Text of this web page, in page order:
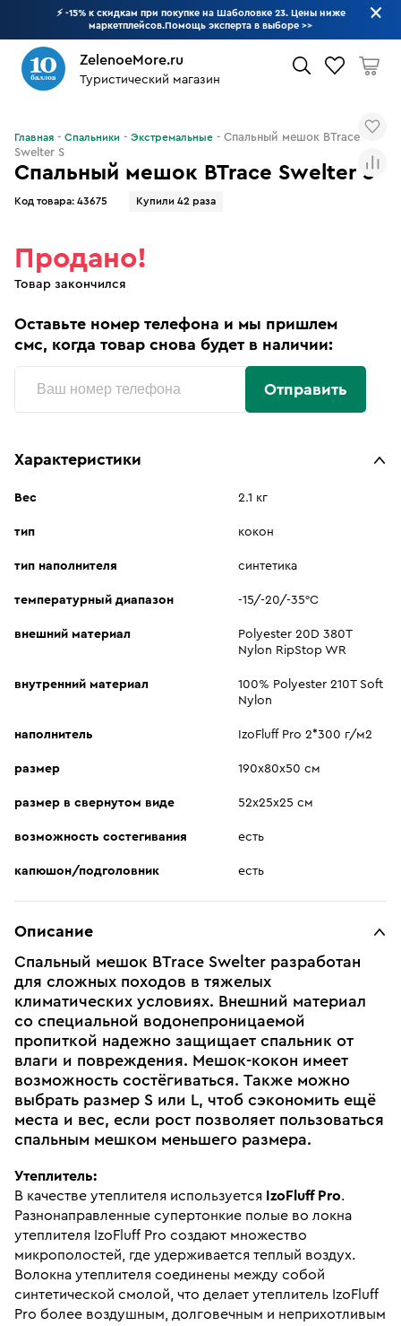
⚡ -15% к скидкам при покупке на Шаболовке 23. Цены ниже
маркетплейсов.Помощь эксперта в выборе >>
ZelenoeMore.ru
Туристический магазин
Спальный мешок BTrace Swelter S
Код товара: 43675 Купили 42 раза
Главная Спальники Экстремальные
Спальный мешок BTrace
Swelter S
Продано!
Товар закончился
Оставьте номер телефона и мы пришлем
смс, когда товар снова будет в наличии:
Отправить
Характеристики
Вес 2.1 кг
тип кокон
тип наполнителя синтетика
температурный диапазон -15/-20/-35°C
внешний материал
Polyester 20D 380Т
Nylon RipStop WR
внутренний материал
100% Polyester 210T Soft
Nylon
наполнитель IzoFluff Pro 2*300 г/м2
размер 190х80x50 см
размер в свернутом виде 52х25х25 см
возможность состегивания есть
капюшон/подголовник есть
Описание
Спальный мешок BTrace Swelter разработан
для сложных походов в тяжелых
климатических условиях. Внешний материал
со специальной водонепроницаемой
пропиткой надежно защищает спальник от
влаги и повреждения. Мешок-кокон имеет
возможность состёгиваться. Также можно
выбрать размер S или L, чтоб сэкономить ещё
места и вес, если рост позволяет пользоваться
спальным мешком меньшего размера.
Утеплитель:
В качестве утеплителя используется
IzoFluff Pro.
Разнонаправленные супертонкие полые во локна
утеплителя IzoFluff Pro создают множество
микрополостей, где удерживается теплый воздух.
Волокна утеплителя соединены между собой
синтетической смолой, что делает утеплитель IzoFluff
Pro более воздушным, долговечным и неприхотливым